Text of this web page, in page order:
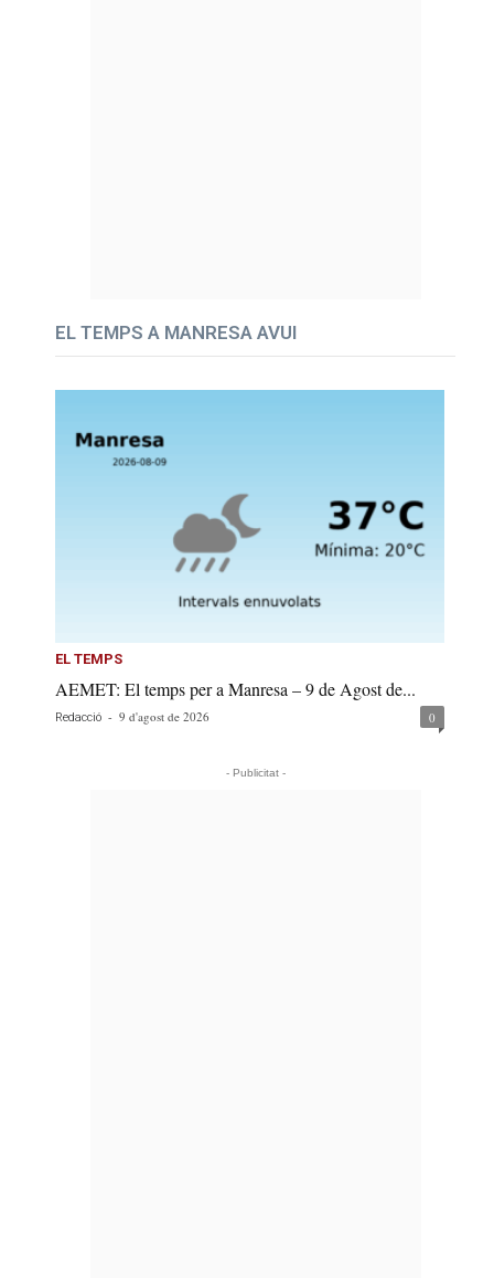
EL TEMPS A MANRESA AVUI
EL TEMPS
AEMET: El temps per a Manresa – 9 de Agost de...
Redacció - 9 d'agost de 2026 0
- Publicitat -